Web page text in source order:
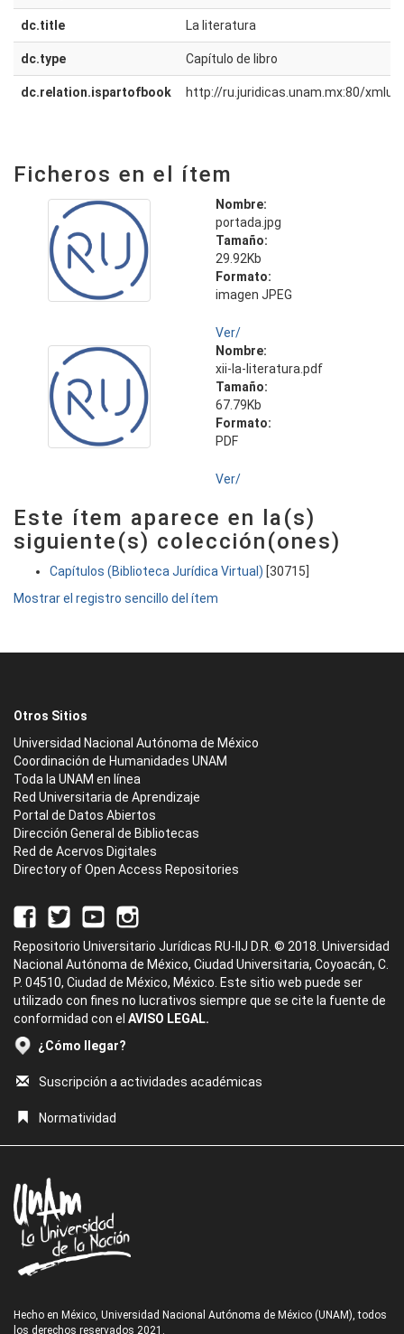
dc.title La literatura
dc.type Capítulo de libro
dc.relation.ispartofbook http://ru.juridicas.unam.mx:80/
Ficheros en el ítem
Nombre:
portada.jpg
Tamaño:
29.92Kb
Formato:
imagen JPEG
Ver/
Nombre:
xii-la-literatura.pdf
Tamaño:
67.79Kb
Formato:
PDF
Ver/
Este ítem aparece en la(s)
siguiente(s) colección(ones)
Capítulos (Biblioteca Jurídica Virtual) [30715]
Mostrar el registro sencillo del ítem
Otros Sitios
Universidad Nacional Autónoma de México
Coordinación de Humanidades UNAM
Toda la UNAM en línea
Red Universitaria de Aprendizaje
Portal de Datos Abiertos
Dirección General de Bibliotecas
Red de Acervos Digitales
Directory of Open Access Repositories
Repositorio Universitario Jurídicas RU-IIJ D.R. © 2018. Universidad
Nacional Autónoma de México, Ciudad Universitaria, Coyoacán, C.
P. 04510, Ciudad de México, México. Este sitio web puede ser
utilizado con fines no lucrativos siempre que se cite la fuente de
conformidad con el AVISO LEGAL.
¿Cómo llegar?
Suscripción a actividades académicas
Normatividad
Hecho en México, Universidad Nacional Autónoma de México (UNAM), todos
los derechos reservados 2021.